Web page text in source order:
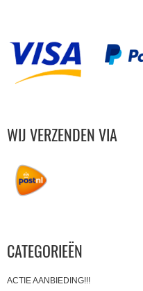
CATEGORIEËN
ACTIE AANBIEDING!!!
WIJ VERZENDEN VIA